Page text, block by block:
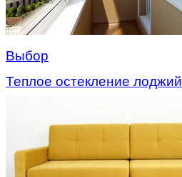
Выбор
Теплое остекление лоджий